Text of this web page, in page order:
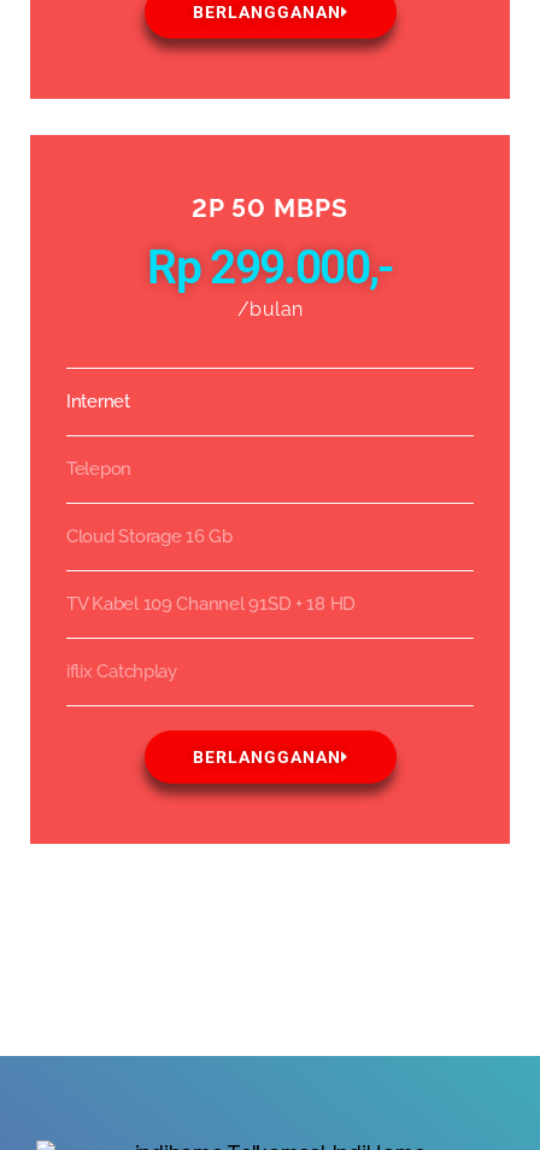
BERLANGGANAN
2P 50 MBPS
Rp 299.000,-
/bulan
Internet
Telepon
Cloud Storage 16 Gb
TV Kabel 109 Channel 91SD + 18 HD
iflix Catchplay
BERLANGGANAN